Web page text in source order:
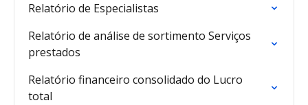
Relatório de Especialistas
Relatório de análise de sortimento Serviços
prestados
Relatório financeiro consolidado do Lucro
total